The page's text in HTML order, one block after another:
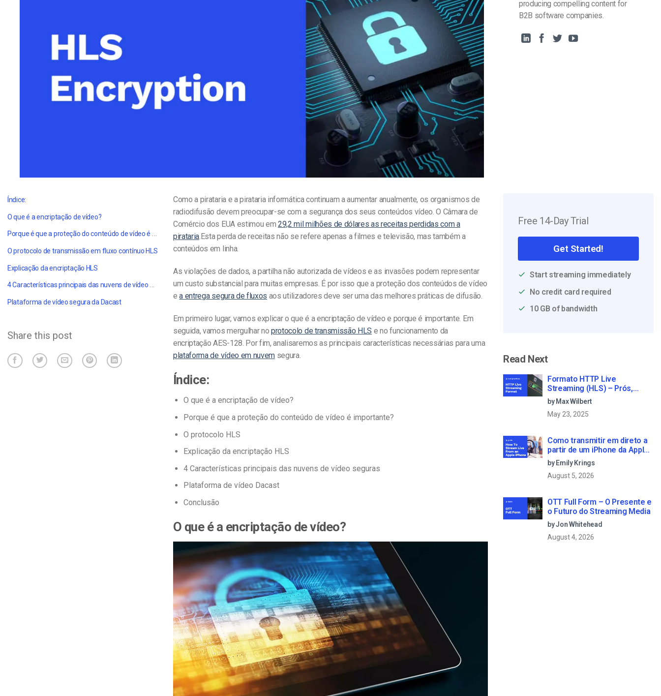
Análise de Vídeo
Monetização de Vídeo
Marketing em Vídeo
producing compelling content for
B2B software companies.
Índice:
O que é a encriptação de vídeo?
Porque é que a proteção do conteúdo de vídeo é importante?
O protocolo de transmissão em fluxo contínuo HLS
Explicação da encriptação HLS
4 Características principais das nuvens de vídeo seguras
Plataforma de vídeo segura da Dacast
Share this post
Como a pirataria e a pirataria informática continuam a aumentar anualmente, os organismos de
radiodifusão devem preocupar-se com a segurança dos seus conteúdos vídeo. O Câmara de
Comércio dos EUA estimou em29,2 mil milhões de dólares as receitas perdidas com a
pirataria. Esta perda de receitas não se refere apenas a filmes e televisão, mas também a
conteúdos em linha.
As violações de dados, a partilha não autorizada de vídeos e as invasões podem representar
um custo substancial para muitas empresas. É por isso que a proteção dos conteúdos de vídeo
ea entrega segura de fluxos aos utilizadores deve ser uma das melhores práticas de difusão.
Em primeiro lugar, vamos explicar o que é a encriptação de vídeo e porque é importante. Em
seguida, vamos mergulhar noprotocolo de transmissão HLS e no funcionamento da
encriptação AES-128. Por fim, analisaremos as principais características necessárias para uma
plataforma de vídeo em nuvem segura.
Índice:
O que é a encriptação de vídeo?
Porque é que a proteção do conteúdo de vídeo é importante?
O protocolo HLS
Explicação da encriptação HLS
4 Características principais das nuvens de vídeo seguras
Plataforma de vídeo Dacast
Conclusão
O que é a encriptação de vídeo?
Free 14-Day Trial
Get Started!
Start streaming immediately
No credit card required
10 GB of bandwidth
Read Next
Formato HTTP Live
Streaming (HLS) – Prós,
contras e como funciona
by Max Wilbert
May 23, 2025
Como transmitir em direto a
partir de um iPhone da Apple
em 6 passos simples
by Emily Krings
August 5, 2026
OTT Full Form – O Presente e
o Futuro do Streaming Media
by Jon Whitehead
August 4, 2026